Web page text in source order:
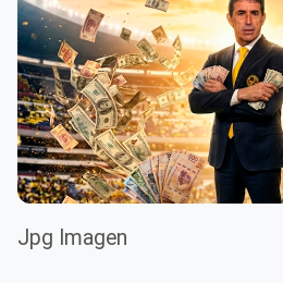
Jpg Imagen